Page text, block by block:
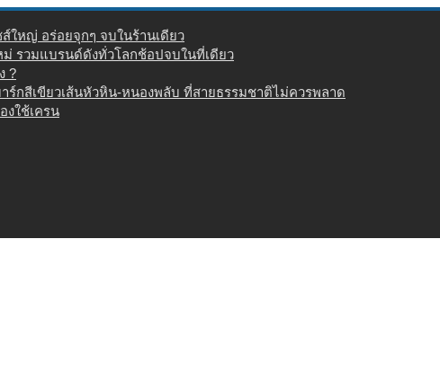
ใหญ่ อร่อยจุกๆ จบในร้านเดียว
ม่ รวมแบรนด์ดังทั่วโลกช้อปจบในที่เดียว
?
ร์กสีเขียวเส้นหัวหิน-หนองพลับ ที่สายธรรมชาติไม่ควรพลาด
งใช้เครน